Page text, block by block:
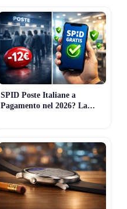
SPID Poste Italiane a
Pagamento nel 2026? La